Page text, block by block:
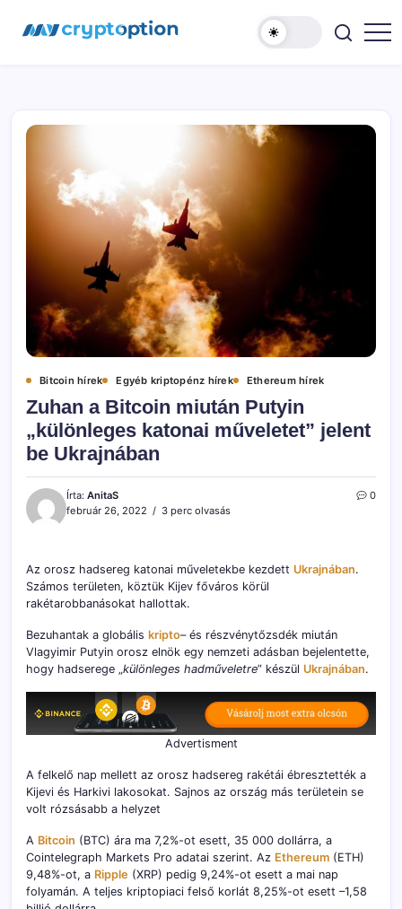
MyCryptOption
Bitcoin hírek Egyéb kriptopénz hírek Ethereum hírek
Zuhan a Bitcoin miután Putyin
„különleges katonai műveletet” jelent
be Ukrajnában
Írta: AnitaS
február 26, 2022
3 perc olvasás
0
Az orosz hadsereg katonai műveletekbe kezdett Ukrajnában.
Számos területen, köztük Kijev főváros körül
rakétarobbanásokat hallottak.
Bezuhantak a globális kripto– és részvénytőzsdék miután
Vlagyimir Putyin orosz elnök egy nemzeti adásban bejelentette,
hogy hadserege „különleges hadműveletre” készül Ukrajnában.
Advertisment
A felkelő nap mellett az orosz hadsereg rakétái ébresztették a
Kijevi és Harkivi lakosokat. Sajnos az ország más területein se
volt rózsásabb a helyzet
A Bitcoin (BTC) ára ma 7,2%-ot esett, 35 000 dollárra, a
Cointelegraph Markets Pro adatai szerint. Az Ethereum (ETH)
9,48%-ot, a Ripple (XRP) pedig 9,24%-ot esett a mai nap
folyamán. A teljes kriptopiaci felső korlát 8,25%-ot esett –1,58